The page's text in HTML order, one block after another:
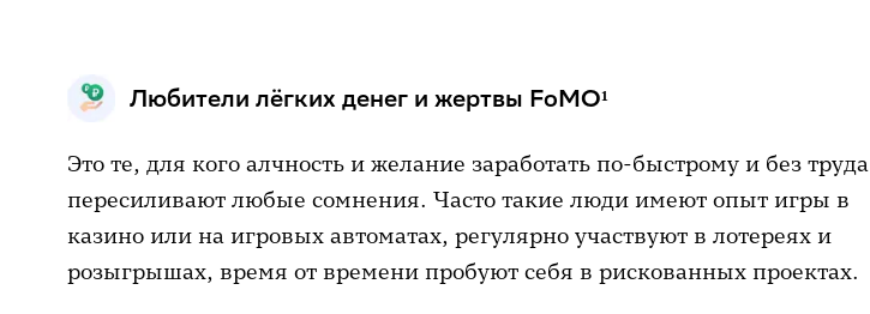
Любители лёгких денег и жертвы FoMO¹
Это те, для кого алчность и желание заработать по-быстрому и без труда
пересиливают любые сомнения. Часто такие люди имеют опыт игры в
казино или на игровых автоматах, регулярно участвуют в лотереях и
розыгрышах, время от времени пробуют себя в рискованных проектах.